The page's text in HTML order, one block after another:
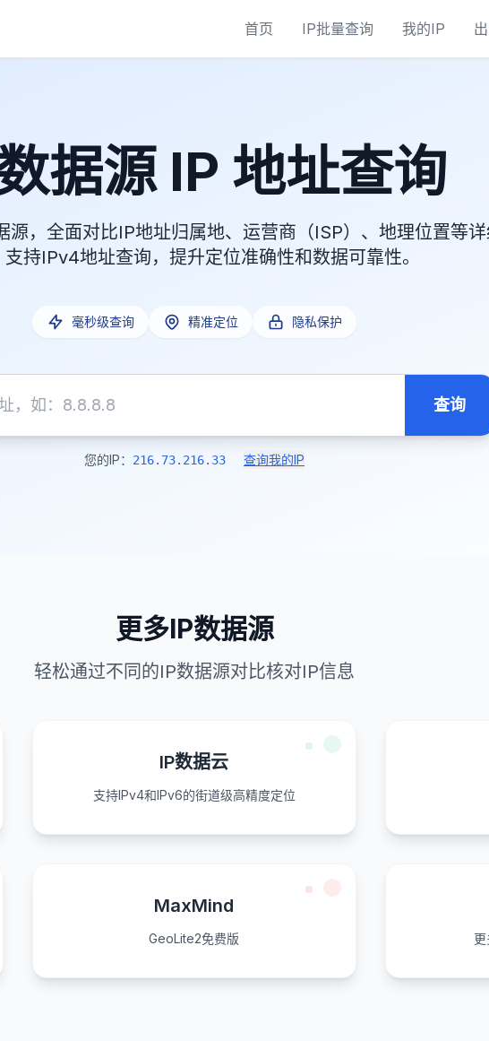
首页 IP批量查询 我的IP
据源 IP 地址查询
源，全面对比IP地址归属地、运营商（ISP）、地理位置等
支持IPv4地址查询，提升定位准确性和数据可靠性。
毫秒级查询 精准定位 隐私保护
查询
您的IP： 216.73.216.33 查询我的IP
更多IP数据源
轻松通过不同的IP数据源对比核对IP信息
IP数据云
支持IPv4和IPv6的街道级高精度定位
MaxMind
GeoLite2免费版